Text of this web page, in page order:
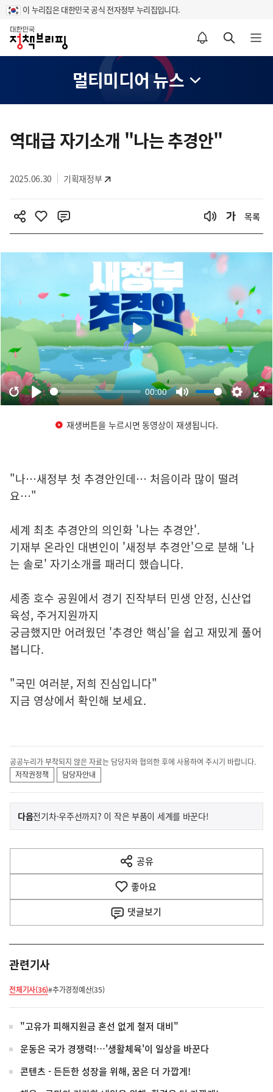
이 누리집은 대한민국 공식 전자정부 누리집입니다.
홈
알림설정 바로가기 검색 바로가기 메뉴 열기
멀티미디어 뉴스
텐
역
역대급 자기소개 "나는 추경안"
2025.06.30 기획재정부
목록
재생버튼을 누르시면 동영상이 재생됩니다.
"나…새정부 첫 추경안인데… 처음이라 많이 떨려
요…"
세계 최초 추경안의 의인화 '나는 추경안'.
기재부 온라인 대변인이 '새정부 추경안'으로 분해 '나
는 솔로' 자기소개를 패러디 했습니다.
세종 호수 공원에서 경기 진작부터 민생 안정, 신산업
육성, 주거지원까지
궁금했지만 어려웠던 '추경안 핵심'을 쉽고 재밌게 풀어
봅니다.
"국민 여러분, 저희 진심입니다"
지금 영상에서 확인해 보세요.
공공누리가 부착되지 않은 자료는 담당자와 협의한 후에 사용하여 주시기 바랍니다.
저작권정책
담당자안내
이
전
다
음
다음기
사
전기차·우주선까지? 이 작은 부품이 세계를 바꾼다!
공유
열
기
좋아요
댓글보기
관련기사
전체기사(36)#추가경정예산(35)
"고유가 피해지원금 혼선 없게 철저 대비"
운동은 국가 경쟁력!…'생활체육'이 일상을 바꾼다
콘텐츠 - 든든한 성장을 위해, 꿈은 더 가깝게!